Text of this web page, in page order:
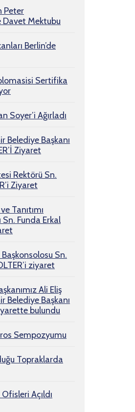
Peter
Davet Mektubu
Berlin’de
Sertifika
Soyer’i Ağırladı
Belediye Başkanı
Ziyaret
Rektörü Sn.
Ziyaret
Tanıtımı
Sn. Funda Erkal
Sn.
ziyaret
Ali Eliş
Belediye Başkanı
bulundu
Sempozyumu
Topraklarda
Açıldı